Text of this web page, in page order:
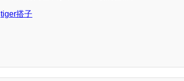
tiger搭子